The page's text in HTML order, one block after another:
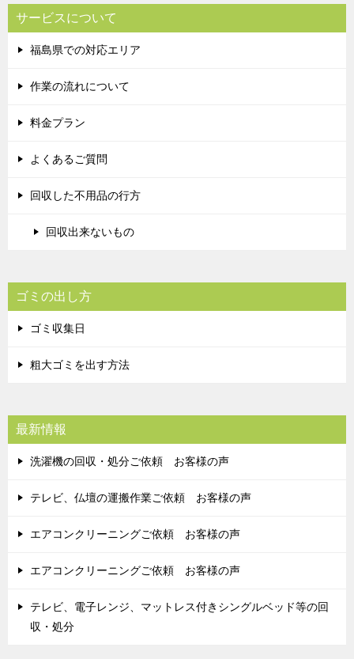
サービスについて
福島県での対応エリア
作業の流れについて
料金プラン
よくあるご質問
回収した不用品の行方
回収出来ないもの
ゴミの出し方
ゴミ収集日
粗大ゴミを出す方法
最新情報
洗濯機の回収・処分ご依頼 お客様の声
テレビ、仏壇の運搬作業ご依頼 お客様の声
エアコンクリーニングご依頼 お客様の声
エアコンクリーニングご依頼 お客様の声
テレビ、電子レンジ、マットレス付きシングルベッド等の回
収・処分